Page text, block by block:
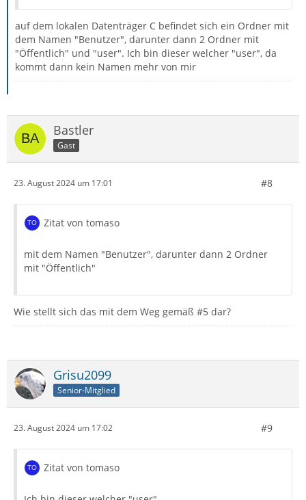
auf dem lokalen Datenträger C befindet sich ein Ordner mit
dem Namen "Benutzer", darunter dann 2 Ordner mit
"Öffentlich" und "user". Ich bin dieser welcher "user", da
kommt dann kein Namen mehr von mir
Bastler
Gast
23. August 2024 um 17:01 #8
Zitat von tomaso
mit dem Namen "Benutzer", darunter dann 2 Ordner
mit "Öffentlich"
Wie stellt sich das mit dem Weg gemäß #5 dar?
Grisu2099
Senior-Mitglied
23. August 2024 um 17:02 #9
Zitat von tomaso